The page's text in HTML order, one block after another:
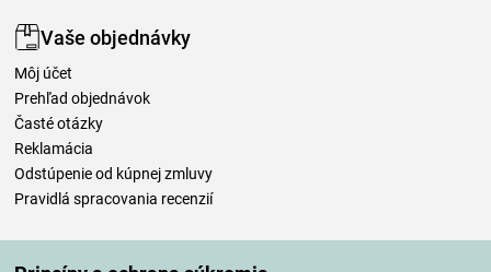
Vaše objednávky
Môj účet
Prehľad objednávok
Časté otázky
Reklamácia
Odstúpenie od kúpnej zmluvy
Pravidlá spracovania recenzií